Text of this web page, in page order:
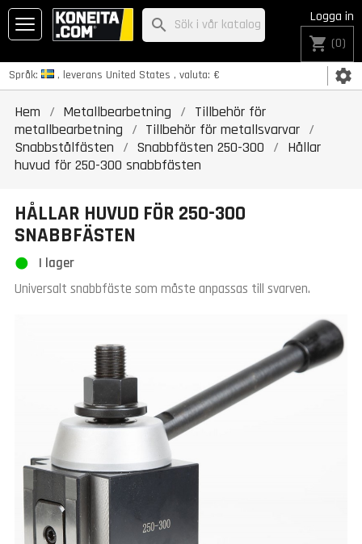
Språk: , leverans United States , valuta: € settings
Logga in
shopping_cart (0)
search
Hem Metallbearbetning
Tillbehör för
metallbearbetning
Tillbehör för metallsvarvar
Snabbstålfästen
Snabbfästen 250-300
Hållar
huvud för 250-300 snabbfästen
HÅLLAR HUVUD FÖR 250-300
SNABBFÄSTEN
I lager
Universalt snabbfäste som måste anpassas till svarven.